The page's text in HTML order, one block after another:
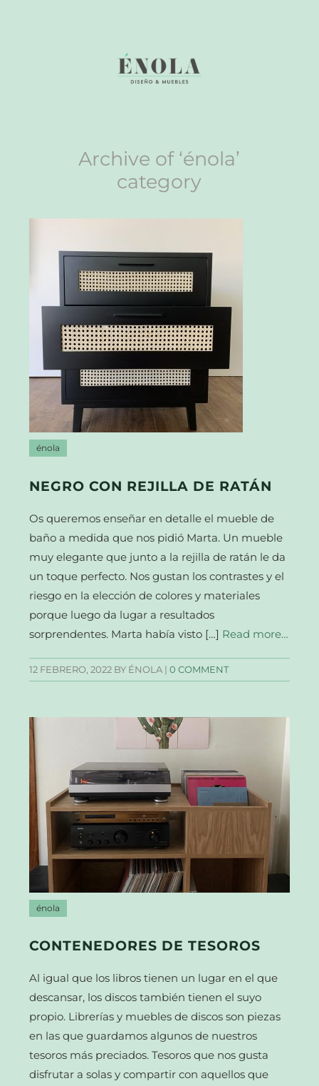
Archive of ‘énola’
category
énola
NEGRO CON REJILLA DE RATÁN
Os queremos enseñar en detalle el mueble de
baño a medida que nos pidió Marta. Un mueble
muy elegante que junto a la rejilla de ratán le da
un toque perfecto. Nos gustan los contrastes y el
riesgo en la elección de colores y materiales
porque luego da lugar a resultados
sorprendentes. Marta había visto […] Read more…
12 FEBRERO, 2022 BY ÉNOLA |0 COMMENT
énola
CONTENEDORES DE TESOROS
Al igual que los libros tienen un lugar en el que
descansar, los discos también tienen el suyo
propio. Librerías y muebles de discos son piezas
en las que guardamos algunos de nuestros
tesoros más preciados. Tesoros que nos gusta
disfrutar a solas y compartir con aquellos que